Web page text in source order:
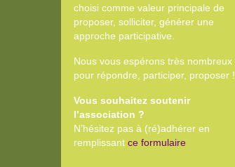
choisi comme valeur principale de
proposer, solliciter, générer une
approche participative.
Nous vous espérons très nombreux
pour répondre, participer, proposer !
Vous souhaitez soutenir
l’association ?
N’hésitez pas à (ré)adhérer en
remplissant ce formulaire